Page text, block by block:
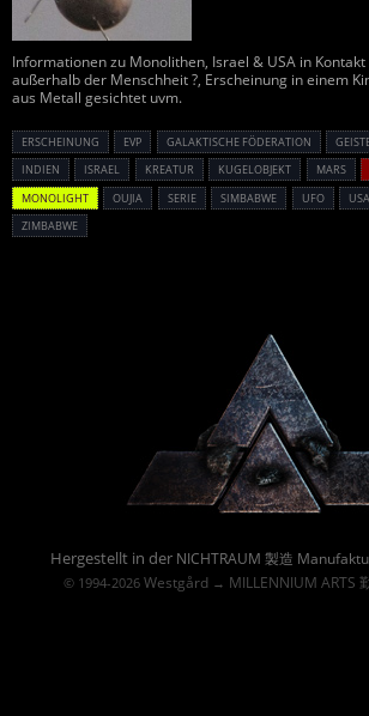
Informationen zu Monolithen, Israel & USA in
außerhalb der Menschheit ?, Erscheinung in einem
aus Metall gesichtet uvm.
ERSCHEINUNG EVP GALAKTISCHE FÖDERATION
INDIEN
ISRAEL KREATUR KUGELOBJEKT MARS
MONOLIGHT
OUJIA SERIE SIMBABWE UFO USA
ZIMBABWE
Hergestellt in der NICHTRAUM 製造
© 1994-2026 Westgård→ MILLENNIUM ARTS
Powered By :